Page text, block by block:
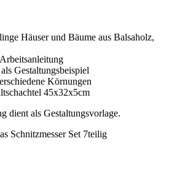
Häuser und Bäume aus Balsaholz,
Gestaltungsbeispiel
Körnungen
45x32x5cm
dient als Gestaltungsvorlage.
Schnitzmesser Set 7teilig